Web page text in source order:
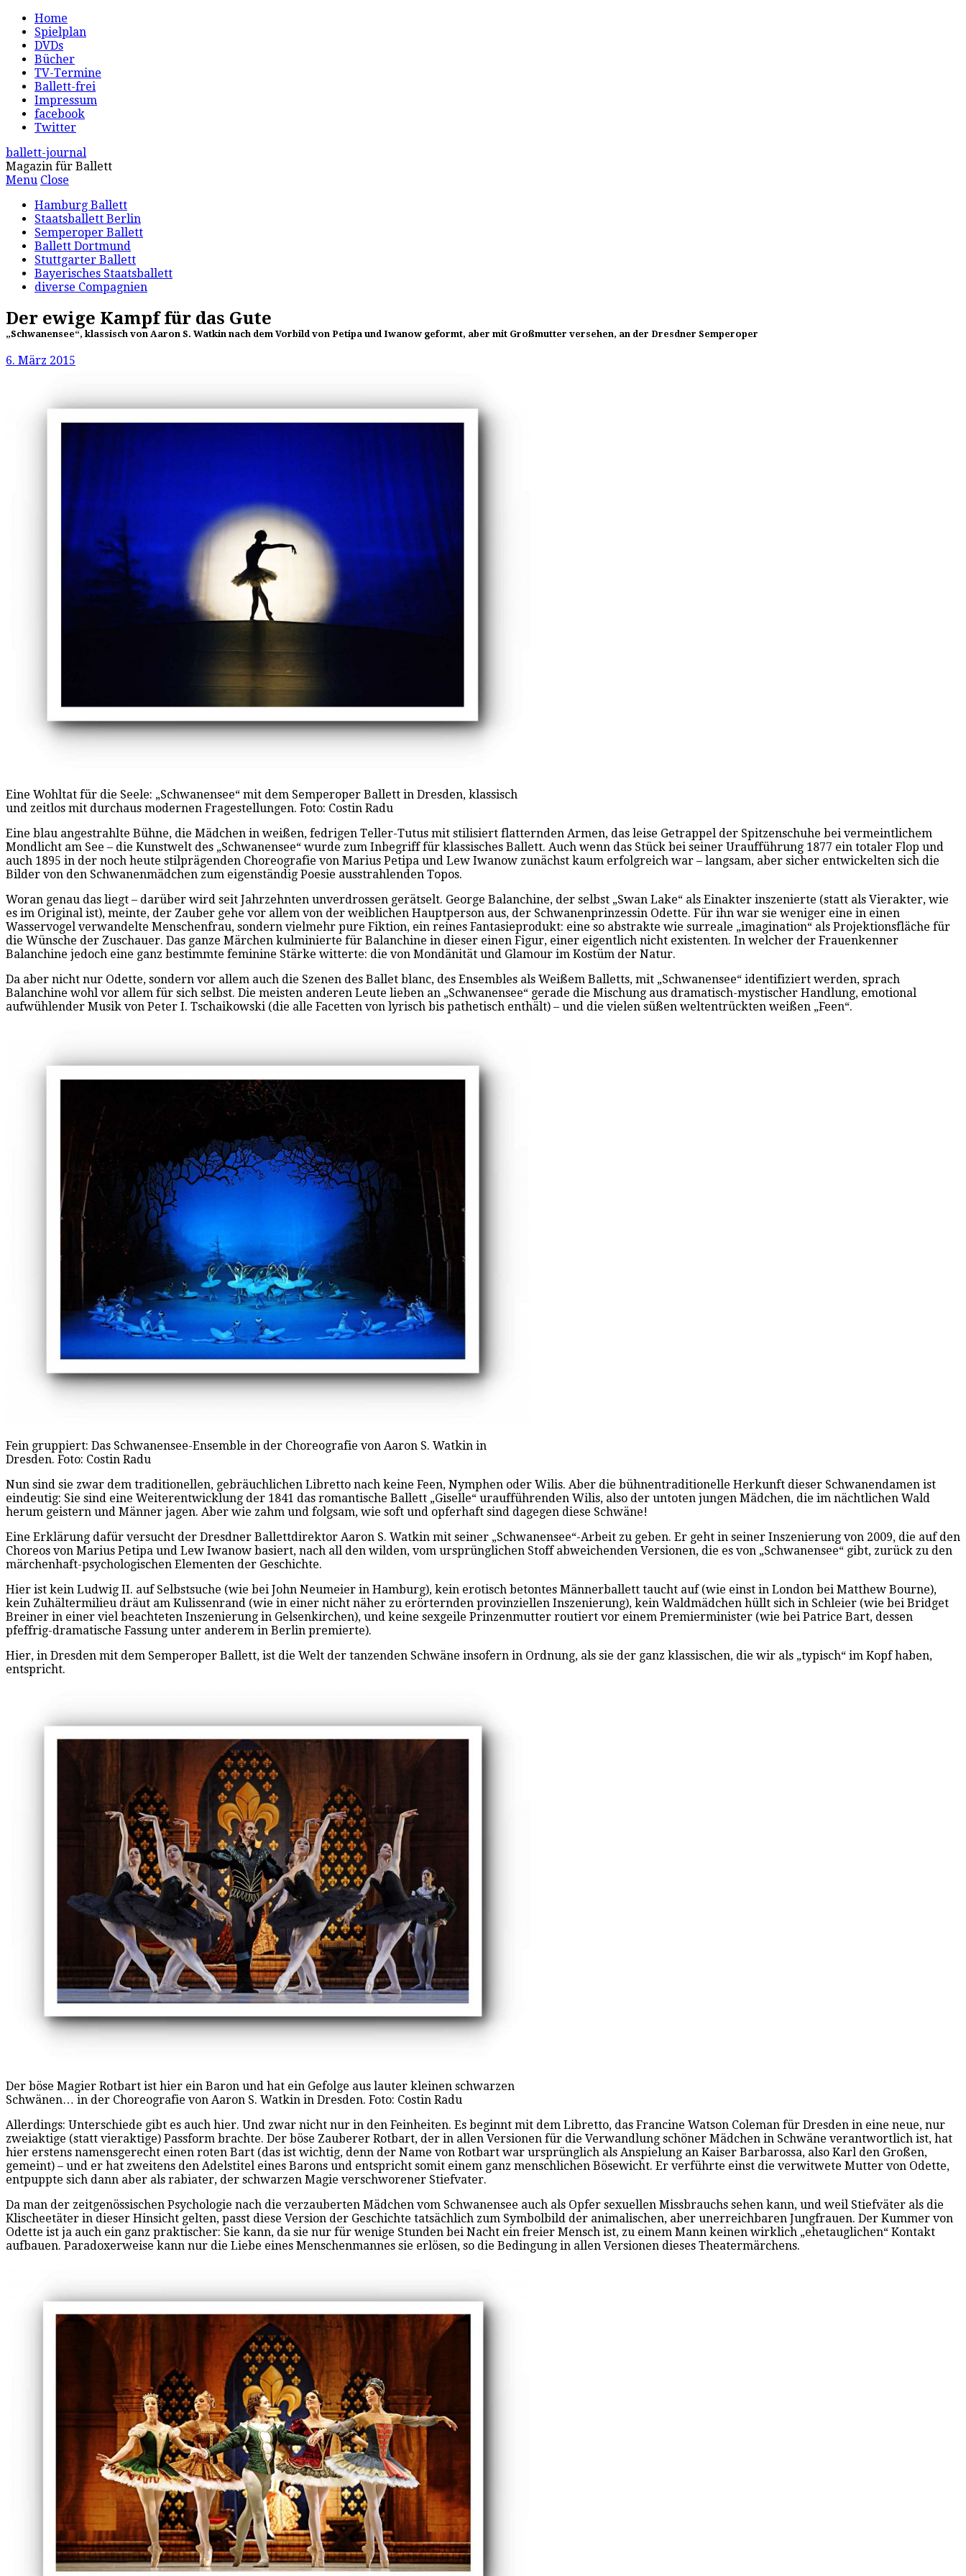
Home
Spielplan
DVDs
Bücher
TV-Termine
Ballett-frei
Impressum
facebook
Twitter
ballett-journal
Magazin für Ballett
Menu Close
Hamburg Ballett
Staatsballett Berlin
Semperoper Ballett
Ballett Dortmund
Stuttgarter Ballett
Bayerisches Staatsballett
diverse Compagnien
Der ewige Kampf für das Gute
„Schwanensee“, klassisch von Aaron S. Watkin nach dem Vorbild von Petipa und Iwanow geformt, aber mit Großmutter versehen, an der Dresdner Semperoper
6. März 2015
Eine Wohltat für die Seele: „Schwanensee“ mit dem Semperoper Ballett in Dresden, klassisch
und zeitlos mit durchaus modernen Fragestellungen. Foto: Costin Radu
Eine blau angestrahlte Bühne, die Mädchen in weißen, fedrigen Teller-Tutus mit stilisiert flatternden Armen, das leise Getrappel der Spitzenschuhe bei vermeintlichem
Mondlicht am See – die Kunstwelt des „Schwanensee“ wurde zum Inbegriff für klassisches Ballett. Auch wenn das Stück bei seiner Uraufführung 1877 ein totaler Flop und
auch 1895 in der noch heute stilprägenden Choreografie von Marius Petipa und Lew Iwanow zunächst kaum erfolgreich war – langsam, aber sicher entwickelten sich die
Bilder von den Schwanenmädchen zum eigenständig Poesie ausstrahlenden Topos.
Woran genau das liegt – darüber wird seit Jahrzehnten unverdrossen gerätselt. George Balanchine, der selbst „Swan Lake“ als Einakter inszenierte (statt als Vierakter, wie
es im Original ist), meinte, der Zauber gehe vor allem von der weiblichen Hauptperson aus, der Schwanenprinzessin Odette. Für ihn war sie weniger eine in einen
Wasservogel verwandelte Menschenfrau, sondern vielmehr pure Fiktion, ein reines Fantasieprodukt: eine so abstrakte wie surreale „imagination“ als Projektionsfläche für
die Wünsche der Zuschauer. Das ganze Märchen kulminierte für Balanchine in dieser einen Figur, einer eigentlich nicht existenten. In welcher der Frauenkenner
Balanchine jedoch eine ganz bestimmte feminine Stärke witterte: die von Mondänität und Glamour im Kostüm der Natur.
Da aber nicht nur Odette, sondern vor allem auch die Szenen des Ballet blanc, des Ensembles als Weißem Balletts, mit „Schwanensee“ identifiziert werden, sprach
Balanchine wohl vor allem für sich selbst. Die meisten anderen Leute lieben an „Schwanensee“ gerade die Mischung aus dramatisch-mystischer Handlung, emotional
aufwühlender Musik von Peter I. Tschaikowski (die alle Facetten von lyrisch bis pathetisch enthält) – und die vielen süßen weltentrückten weißen „Feen“.
Fein gruppiert: Das Schwanensee-Ensemble in der Choreografie von Aaron S. Watkin in
Dresden. Foto: Costin Radu
Nun sind sie zwar dem traditionellen, gebräuchlichen Libretto nach keine Feen, Nymphen oder Wilis. Aber die bühnentraditionelle Herkunft dieser Schwanendamen ist
eindeutig: Sie sind eine Weiterentwicklung der 1841 das romantische Ballett „Giselle“ uraufführenden Wilis, also der untoten jungen Mädchen, die im nächtlichen Wald
herum geistern und Männer jagen. Aber wie zahm und folgsam, wie soft und opferhaft sind dagegen diese Schwäne!
Eine Erklärung dafür versucht der Dresdner Ballettdirektor Aaron S. Watkin mit seiner „Schwanensee“-Arbeit zu geben. Er geht in seiner Inszenierung von 2009, die auf den
Choreos von Marius Petipa und Lew Iwanow basiert, nach all den wilden, vom ursprünglichen Stoff abweichenden Versionen, die es von „Schwanensee“ gibt, zurück zu den
märchenhaft-psychologischen Elementen der Geschichte.
Hier ist kein Ludwig II. auf Selbstsuche (wie bei John Neumeier in Hamburg), kein erotisch betontes Männerballett taucht auf (wie einst in London bei Matthew Bourne),
kein Zuhältermilieu dräut am Kulissenrand (wie in einer nicht näher zu erörternden provinziellen Inszenierung), kein Waldmädchen hüllt sich in Schleier (wie bei Bridget
Breiner in einer viel beachteten Inszenierung in Gelsenkirchen), und keine sexgeile Prinzenmutter routiert vor einem Premierminister (wie bei Patrice Bart, dessen
pfeffrig-dramatische Fassung unter anderem in Berlin premierte).
Hier, in Dresden mit dem Semperoper Ballett, ist die Welt der tanzenden Schwäne insofern in Ordnung, als sie der ganz klassischen, die wir als „typisch“ im Kopf haben,
entspricht.
Der böse Magier Rotbart ist hier ein Baron und hat ein Gefolge aus lauter kleinen schwarzen
Schwänen… in der Choreografie von Aaron S. Watkin in Dresden. Foto: Costin Radu
Allerdings: Unterschiede gibt es auch hier. Und zwar nicht nur in den Feinheiten. Es beginnt mit dem Libretto, das Francine Watson Coleman für Dresden in eine neue, nur
zweiaktige (statt vieraktige) Passform brachte. Der böse Zauberer Rotbart, der in allen Versionen für die Verwandlung schöner Mädchen in Schwäne verantwortlich ist, hat
hier erstens namensgerecht einen roten Bart (das ist wichtig, denn der Name von Rotbart war ursprünglich als Anspielung an Kaiser Barbarossa, also Karl den Großen,
gemeint) – und er hat zweitens den Adelstitel eines Barons und entspricht somit einem ganz menschlichen Bösewicht. Er verführte einst die verwitwete Mutter von Odette,
entpuppte sich dann aber als rabiater, der schwarzen Magie verschworener Stiefvater.
Da man der zeitgenössischen Psychologie nach die verzauberten Mädchen vom Schwanensee auch als Opfer sexuellen Missbrauchs sehen kann, und weil Stiefväter als die
Klischeetäter in dieser Hinsicht gelten, passt diese Version der Geschichte tatsächlich zum Symbolbild der animalischen, aber unerreichbaren Jungfrauen. Der Kummer von
Odette ist ja auch ein ganz praktischer: Sie kann, da sie nur für wenige Stunden bei Nacht ein freier Mensch ist, zu einem Mann keinen wirklich „ehetauglichen“ Kontakt
aufbauen. Paradoxerweise kann nur die Liebe eines Menschenmannes sie erlösen, so die Bedingung in allen Versionen dieses Theatermärchens.